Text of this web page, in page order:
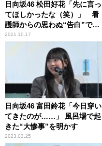
日向坂46 松田好花「先に言っ
てほしかったな（笑）」 看
護師からの思わぬ“告白”で頭
が真っ白になった顛末を明か
2021.10.17
日向坂46 富田鈴花「今日穿い
てきたのが……」 風呂場で起
きた“大惨事”を明かす
2023.03.25